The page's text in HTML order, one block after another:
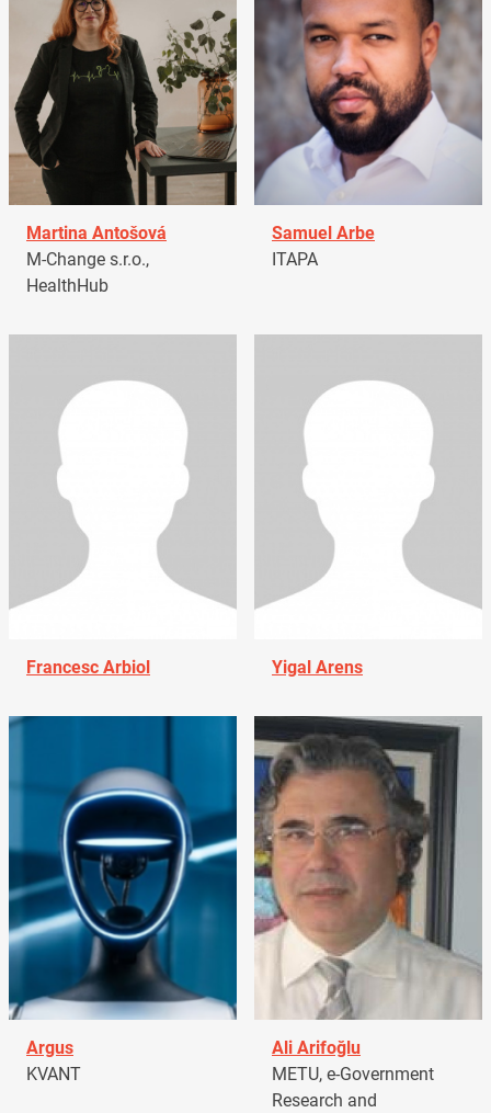
Martina Antošová
M-Change s.r.o.,
HealthHub
Samuel Arbe
ITAPA
Francesc Arbiol Yigal Arens
Argus
KVANT
Ali Arifoğlu
METU, e-Government
Research and